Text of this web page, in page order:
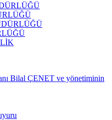
Bilal ÇENET ve yönetiminin